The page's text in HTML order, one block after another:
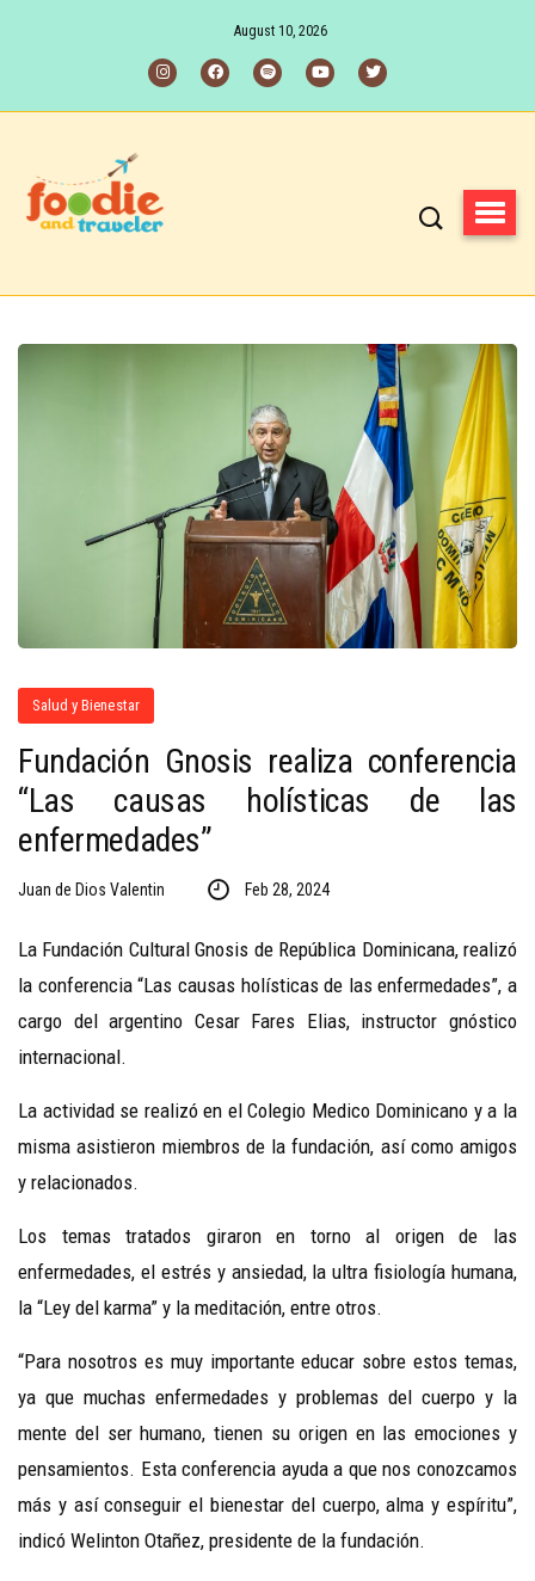
August 10, 2026
Salud y Bienestar
Fundación Gnosis realiza conferencia
“Las causas holísticas de las
enfermedades”
Juan de Dios Valentin Feb 28, 2024
La Fundación Cultural Gnosis de República Dominicana, realizó
la conferencia “Las causas holísticas de las enfermedades”, a
cargo del argentino Cesar Fares Elias, instructor gnóstico
internacional.
La actividad se realizó en el Colegio Medico Dominicano y a la
misma asistieron miembros de la fundación, así como amigos
y relacionados.
Los temas tratados giraron en torno al origen de las
enfermedades, el estrés y ansiedad, la ultra fisiología humana,
la “Ley del karma” y la meditación, entre otros.
“Para nosotros es muy importante educar sobre estos temas,
ya que muchas enfermedades y problemas del cuerpo y la
mente del ser humano, tienen su origen en las emociones y
pensamientos. Esta conferencia ayuda a que nos conozcamos
más y así conseguir el bienestar del cuerpo, alma y espíritu”,
indicó Welinton Otañez, presidente de la fundación.